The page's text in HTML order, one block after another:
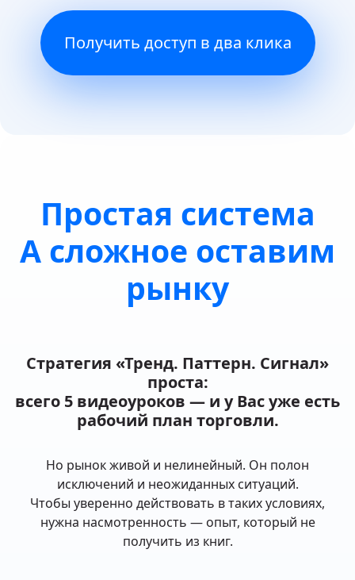
Получить доступ в два клика
Простая система
А сложное оставим
рынку
Стратегия «Тренд. Паттерн. Сигнал»
проста:
всего 5 видеоуроков — и у Вас уже есть
рабочий план торговли.
Но рынок живой и нелинейный. Он полон
исключений и неожиданных ситуаций.
Чтобы уверенно действовать в таких условиях,
нужна насмотренность — опыт, который не
получить из книг.